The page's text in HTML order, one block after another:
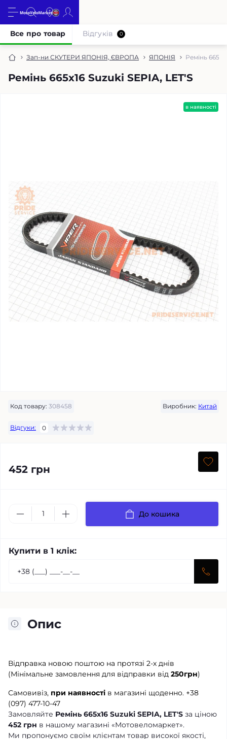
Зап-ни СКУТЕРИ ЯПОНІЯ, ЄВРОПА ЯПОНІЯ Ремінь
Ремінь 665х16 Suzuki SEPIA, LET'S
Все про товар Відгуків 0
в наявності
Код товару: 308458 Виробник: Китай
Відгуки: 0
452 грн
До кошика
Купити в 1 клік:
Опис
Відправка новою поштою на протязі 2-х днів
(Мінімальне замовлення для відправки від 250грн)
Самовивіз, при наявності в магазині щоденно. +38
(097) 477-10-47
Замовляйте Ремінь 665х16 Suzuki SEPIA, LET'S за ціною
452 грн в нашому магазині «Мотовеломаркет».
Ми пропонуємо своїм клієнтам товар високої якості,